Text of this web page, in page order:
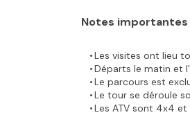
Notes
Les visites ont lieu
Départs le matin et
Le parcours est
Le tour se déroule
Les ATV sont 4x4